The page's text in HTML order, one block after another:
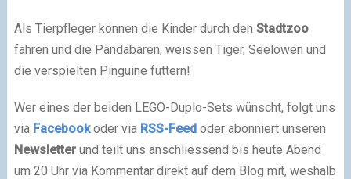
Als Tierpfleger können die Kinder durch den Stadtzoo
fahren und die Pandabären, weissen Tiger, Seelöwen und
die verspielten Pinguine füttern!
Wer eines der beiden LEGO-Duplo-Sets wünscht, folgt uns
via Facebook oder via RSS-Feed oder abonniert unseren
Newsletter und teilt uns anschliessend bis heute Abend
um 20 Uhr via Kommentar direkt auf dem Blog mit, weshalb